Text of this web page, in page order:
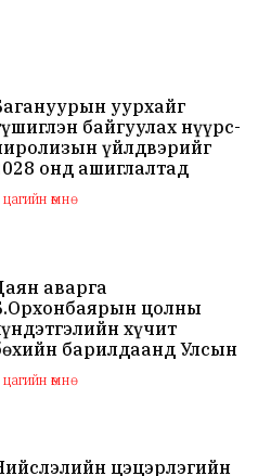
уурхайг
байгуулах нүүрс-
үйлдвэрийг
онд ашиглалтад
өмнө
аварга
цолны
хүчит
барилдаанд Улсын
арслан Ц.Бямба-Отгон
өмнө
цэцэрлэгийн